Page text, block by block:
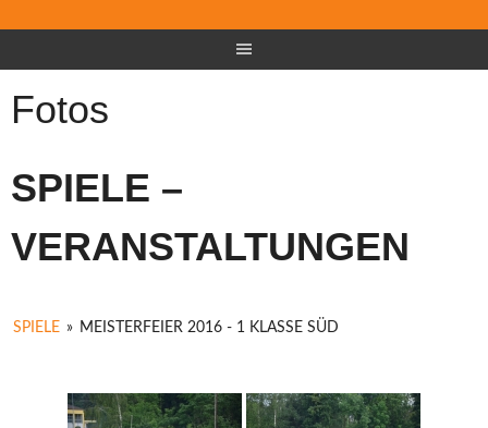
Fotos
SPIELE –
VERANSTALTUNGEN
SPIELE » MEISTERFEIER 2016 - 1 KLASSE SÜD